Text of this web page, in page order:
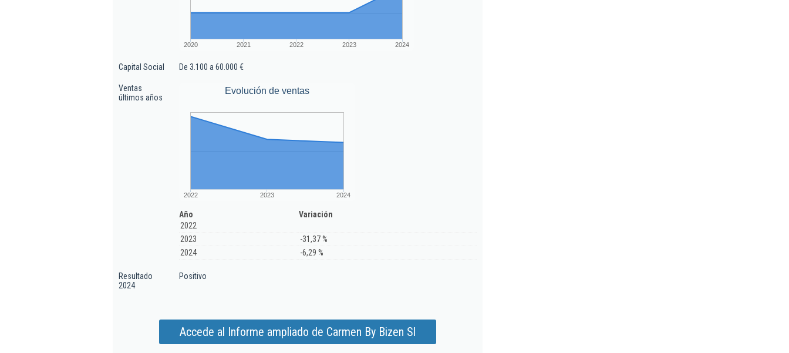
2020 2021 2022 2023 2024
Capital Social De 3.100 a 60.000 €
Ventas
últimos años
Evolución de ventas
2022 2023 2024
Año
Variación
2022
2023
-31,37 %
2024
-6,29 %
Resultado
2024
Positivo
Accede al Informe ampliado de Carmen By Bizen Sl